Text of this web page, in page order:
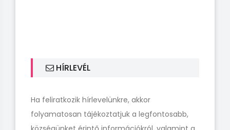
HÍRLEVÉL
Ha feliratkozik hírlevelünkre, akkor
folyamatosan tájékoztatjuk a legfontosabb,